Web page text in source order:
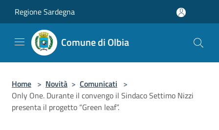
Regione Sardegna
Comune di Olbia
Home > Novità > Comunicati >
Only One. Durante il convengo il Sindaco Settimo Nizzi
presenta il progetto “Green leaf”.